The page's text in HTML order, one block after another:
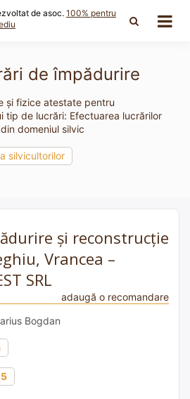
de asoc. 100% pentru
de împădurire
și fizice atestate pentru
tip de lucrări: Efectuarea lucrărilor
domeniul silvic
silvicultorilor
și reconstrucție
Vrancea –
SRL
adaugă o recomandare
Bogdan